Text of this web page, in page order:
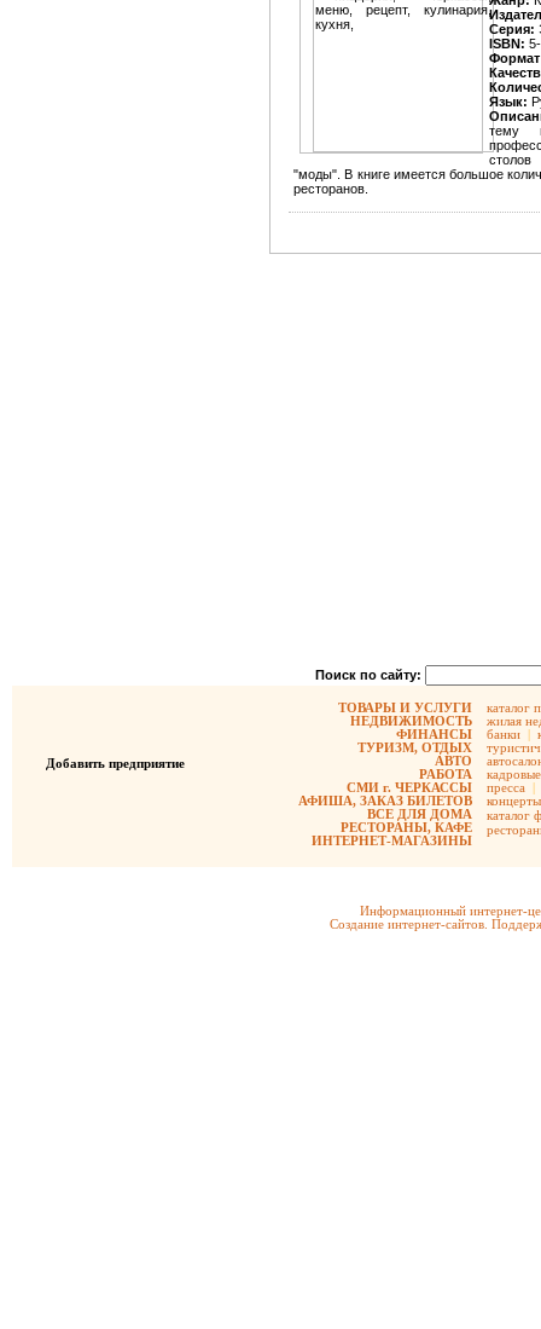
Серия:
ISBN:
Язык:
тему
столов
"моды". В книге имеется большое
ресторанов.
Поиск по сайту:
Добавить предприятие
ТОВАРЫ И УСЛУГИ
НЕДВИЖИМОСТЬ
ФИНАНСЫ
ТУРИЗМ, ОТДЫХ
АВТО
РАБОТА
СМИ г. ЧЕРКАССЫ
АФИША, ЗАКАЗ БИЛЕТОВ
ВСЕ ДЛЯ ДОМА
РЕСТОРАНЫ, КАФЕ
ИНТЕРНЕТ-МАГАЗИНЫ
каталог
жилая
банки |
пресса |
концерты
каталог
Информационный интернет-
Создание интернет-сайтов.